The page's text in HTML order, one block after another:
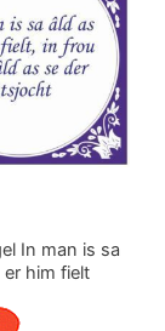
optie
kan
op
In man is sa
er him fielt